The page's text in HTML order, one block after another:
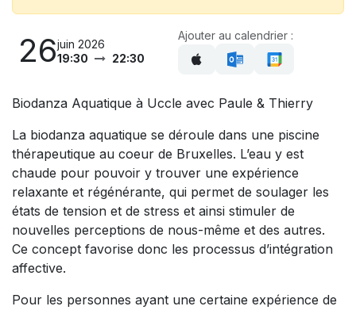
26juin 2026
19:30
22:30
Ajouter au calendrier :
Biodanza Aquatique à Uccle avec Paule & Thierry
La biodanza aquatique se déroule dans une piscine
thérapeutique au coeur de Bruxelles. L’eau y est
chaude pour pouvoir y trouver une expérience
relaxante et régénérante, qui permet de soulager les
états de tension et de stress et ainsi stimuler de
nouvelles perceptions de nous-même et des autres.
Ce concept favorise donc les processus d’intégration
affective.
Pour les personnes ayant une certaine expérience de